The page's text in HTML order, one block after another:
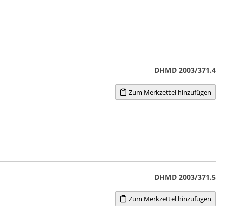
DHMD 2003/371.4
Zum Merkzettel hinzufügen
DHMD 2003/371.5
Zum Merkzettel hinzufügen